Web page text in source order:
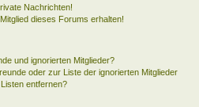
Nachrichten!
dieses Forums erhalten!
und ignorierten Mitglieder?
oder zur Liste der ignorierten Mitglieder
entfernen?